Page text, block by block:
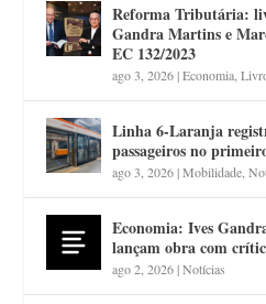
Reforma Tributária:
Gandra Martins e
EC 132/2023
ago 3, 2026|Economia ,
Linha 6-Laranja
passageiros no
ago 3, 2026|Mobilidade ,
Economia: Ives
lançam obra com
ago 2, 2026|Notícias